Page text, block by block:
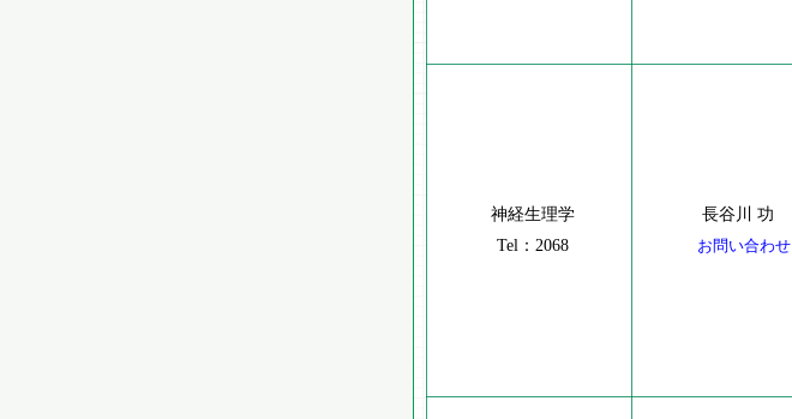
神経生理学
Tel：2068
長谷川 功
お問い合わせ